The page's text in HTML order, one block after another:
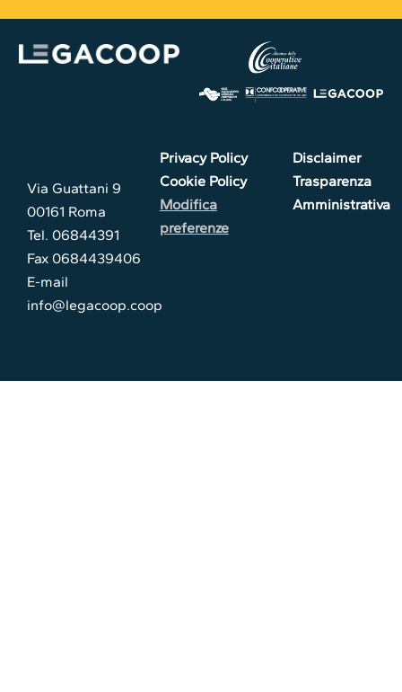
Via Guattani 9
00161 Roma
Tel. 06844391
Fax 0684439406
E-mail
info@legacoop.coop
Privacy Policy
Cookie Policy
Modifica
preferenze
Disclaimer
Trasparenza
Amministrativa